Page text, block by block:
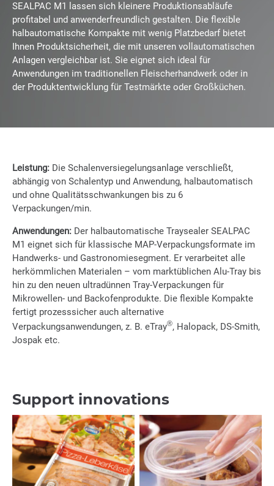
SEALPAC M1 lassen sich kleinere Produktionsabläufe
profitabel und anwenderfreundlich gestalten. Die flexible
halbautomatische Kompakte mit wenig Platzbedarf bietet
Ihnen Produktsicherheit, die mit unseren vollautomatischen
Anlagen vergleichbar ist. Sie eignet sich ideal für
Anwendungen im traditionellen Fleischerhandwerk oder in
der Produktentwicklung für Testmärkte oder Großküchen.
Leistung: Die Schalenversiegelungsanlage verschließt,
abhängig von Schalentyp und Anwendung, halbautomatisch
und ohne Qualitätsschwankungen bis zu 6
Verpackungen/min.
Anwendungen: Der halbautomatische Traysealer SEALPAC
M1 eignet sich für klassische MAP-Verpackungsformate im
Handwerks- und Gastronomiesegment. Er verarbeitet alle
herkömmlichen Materialen – vom marktüblichen Alu-Tray bis
hin zu den neuen ultradünnen Tray-Verpackungen für
Mikrowellen- und Backofenprodukte. Die flexible Kompakte
fertigt prozesssicher auch alternative
Verpackungsanwendungen, z. B. eTray®, Halopack, DS-Smith,
Jospak etc.
Support innovations